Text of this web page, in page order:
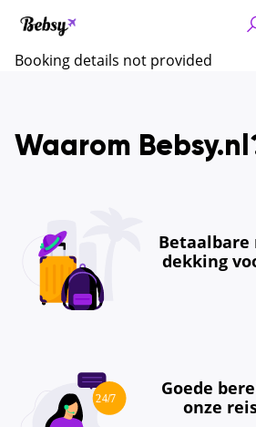
Booking details not provided
Waarom
Betaalbare
dekking
Goede
onze